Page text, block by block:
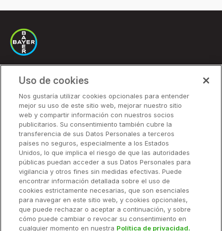
Soluciones
Precios
Socios
Soluciones
Recursos
Empresa
Uso de cookies
Nos gustaría utilizar cookies opcionales para entender
mejor su uso de este sitio web, mejorar nuestro sitio
web y compartir información con nuestros socios
publicitarios. Su consentimiento también cubre la
transferencia de sus Datos Personales a terceros
países no seguros, especialmente a los Estados
Unidos, lo que implica el riesgo de que las autoridades
públicas puedan acceder a sus Datos Personales para
vigilancia y otros fines sin medidas efectivas. Puede
encontrar información detallada sobre el uso de
cookies estrictamente necesarias, que son esenciales
para navegar en este sitio web, y cookies opcionales,
que puede rechazar o aceptar a continuación, y sobre
cómo puede cambiar o revocar su consentimiento en
cualquier momento en nuestra Política de privacidad.